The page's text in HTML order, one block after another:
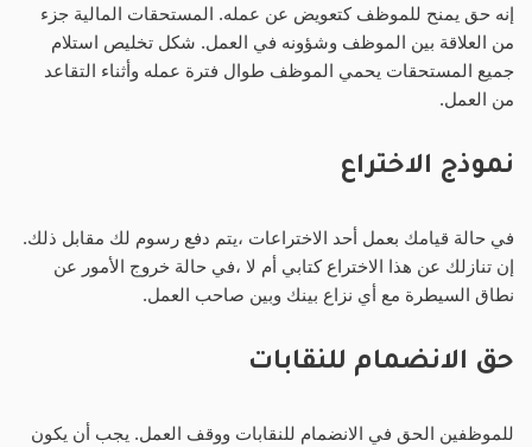
إنه حق يمنح للموظف كتعويض عن عمله. المستحقات المالية جزء
من العلاقة بين الموظف وشؤونه في العمل. شكل تخليص استلام
جميع المستحقات يحمي الموظف طوال فترة عمله وأثناء التقاعد
من العمل.
نموذج الاختراع
في حالة قيامك بعمل أحد الاختراعات ،يتم دفع رسوم لك مقابل ذلك.
إن تنازلك عن هذا الاختراع كتابي أم لا ،في حالة خروج الأمور عن
نطاق السيطرة مع أي نزاع بينك وبين صاحب العمل.
حق الانضمام للنقابات
للموظفين الحق في الانضمام للنقابات ووقف العمل. يجب أن يكون